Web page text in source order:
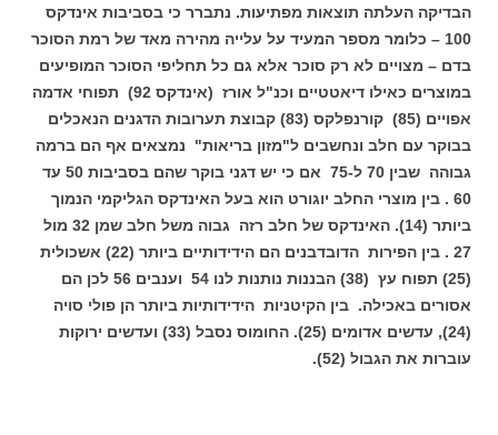
הבדיקה העלתה תוצאות מפתיעות. נתברר כי בסביבות אינדקס
100 – כלומר מספר המעיד על עלייה מהירה מאד של רמת הסוכר
בדם – מצויים לא רק סוכר אלא גם כל תחליפי הסוכר המופיעים
במוצרים כאילו דיאטטיים וכנ"ל אורז (אינדקס 92) תפוחי אדמה
אפויים (85) קורנפלקס (83) קבוצת תערובות הדגנים הנאכלים
בבוקר עם חלב ונחשבים ל"מזון בריאות" נמצאים אף הם ברמה
גבוהה שבין 70 ל-75 אם כי יש דגני בוקר שהם בסביבות 50 עד
60 . בין מוצרי החלב יוגורט הוא בעל האינדקס הגליקמי הנמוך
ביותר (14). האינדקס של חלב רזה גבוה משל חלב שמן 32 מול
27 . בין הפירות הדובדבנים הם הידידותיים ביותר (22) אשכולית
(25) תפוח עץ (38) הבננות נותנות לנו 54 וענבים 56 לכן הם
אסורים באכילה. בין הקיטניות הידידותיות ביותר הן פולי סויה
(24), עדשים אדומים (25). החומוס נסבל (33) ועדשים ירוקות
עוברות את הגבול (52).